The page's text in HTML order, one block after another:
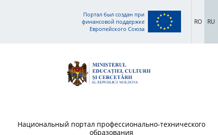
Портал был создан при
финансовой поддержке
Европейского Союза
RO RU
Национальный портал профессионально-технического
образования